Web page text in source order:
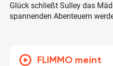
Glück schließt Sulley das
spannenden Abenteuern
FLIMMO meint